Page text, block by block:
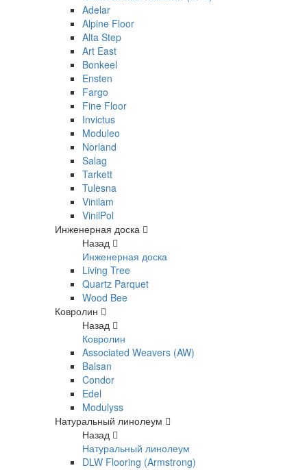
Adelar
Alpine Floor
Alta Step
Art East
Bonkeel
Ensten
Fargo
Fine Floor
Invictus
Moduleo
Norland
Salag
Tarkett
Tulesna
Vinilam
VinilPol
Инженерная доска
Назад
Инженерная доска
Living Tree
Quartz Parquet
Wood Bee
Ковролин
Назад
Ковролин
Associated Weavers (AW)
Balsan
Condor
Edel
Modulyss
Натуральный линолеум
Назад
Натуральный линолеум
DLW Flooring (Armstrong)